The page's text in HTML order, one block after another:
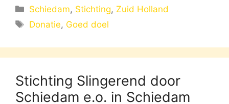
Categorieën
Schiedam, Stichting, Zuid Holland
Tags
Donatie, Goed doel
Stichting Slingerend door
Schiedam e.o. in Schiedam